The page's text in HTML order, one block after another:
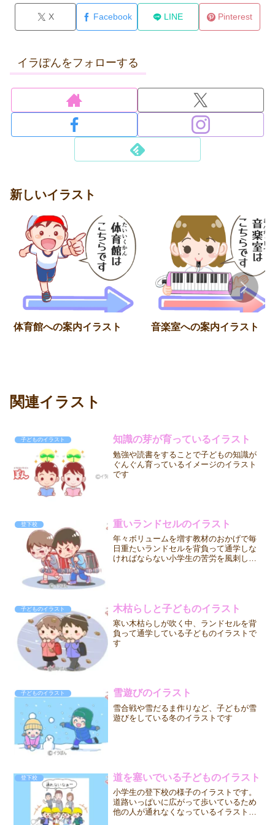
X Facebook LINE Pinterest
イラぽんをフォローする
新しいイラスト
体育館への案内イラスト 音楽室への案内イラスト
関連イラスト
子どものイラスト 知識の芽が育っているイラスト
勉強や読書をすることで子どもの知識が
ぐんぐん育っているイメージのイラスト
です
登下校 重いランドセルのイラスト
年々ボリュームを増す教材のおかげで毎
日重たいランドセルを背負って通学しな
ければならない小学生の苦労を風刺した
子どものイラスト 木枯らしと子どものイラスト
寒い木枯らしが吹く中、ランドセルを背
負って通学している子どものイラストで
す
子どものイラスト 雪遊びのイラスト
雪合戦や雪だるま作りなど、子どもが雪
遊びをしている冬のイラストです
登下校 道を塞いでいる子どものイラスト
小学生の登下校の様子のイラストです。
道路いっぱいに広がって歩いているため
他の人が通れなくなっているイラストで